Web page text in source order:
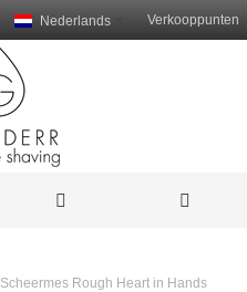
Verkooppunten
Nederlands
Scheermes Rough Heart in Hands